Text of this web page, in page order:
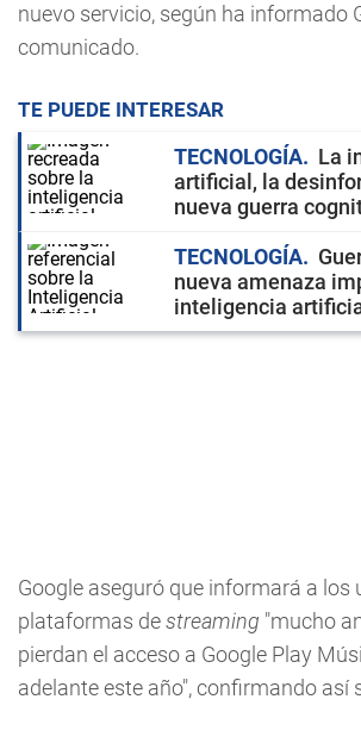
nuevo servicio, según ha informado
comunicado.
TE PUEDE INTERESAR
TECNOLOGÍA
La
artificial, la
nueva guerra
TECNOLOGÍA
nueva amenaza
inteligencia
Google aseguró que informará a los
plataformas destreaming "mucho
pierdan el acceso a Google Play
adelante este año", confirmando así